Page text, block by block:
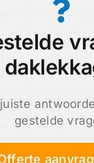
gestelde